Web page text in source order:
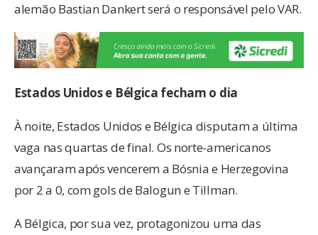
alemão Bastian Dankert será o responsável pelo VAR.
Estados Unidos e Bélgica fecham o dia
À noite, Estados Unidos e Bélgica disputam a última
vaga nas quartas de final. Os norte-americanos
avançaram após vencerem a Bósnia e Herzegovina
por 2 a 0, com gols de Balogun e Tillman.
A Bélgica, por sua vez, protagonizou uma das